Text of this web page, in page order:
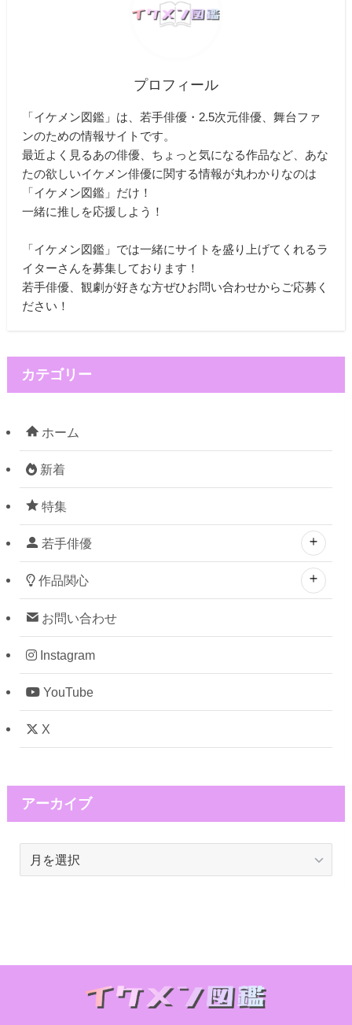
プロフィール
「イケメン図鑑」は、若手俳優・2.5次元俳優、舞台ファ
ンのための情報サイトです。
最近よく見るあの俳優、ちょっと気になる作品など、あな
たの欲しいイケメン俳優に関する情報が丸わかりなのは
「イケメン図鑑」だけ！
一緒に推しを応援しよう！
「イケメン図鑑」では一緒にサイトを盛り上げてくれるラ
イターさんを募集しております！
若手俳優、観劇が好きな方ぜひお問い合わせからご応募く
ださい！
カテゴリー
ホーム
新着
特集
若手俳優
作品関心
お問い合わせ
Instagram
YouTube
X
アーカイブ